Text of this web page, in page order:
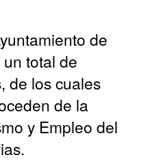
de
total de
de los cuales
de la
y Empleo del